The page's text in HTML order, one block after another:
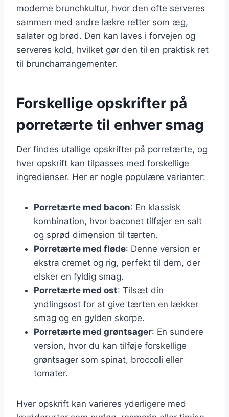
moderne brunchkultur, hvor den ofte serveres
sammen med andre lækre retter som æg,
salater og brød. Den kan laves i forvejen og
serveres kold, hvilket gør den til en praktisk ret
til bruncharrangementer.
Forskellige opskrifter på
porretærte til enhver smag
Der findes utallige opskrifter på porretærte, og
hver opskrift kan tilpasses med forskellige
ingredienser. Her er nogle populære varianter:
Porretærte med bacon: En klassisk
kombination, hvor baconet tilføjer en salt
og sprød dimension til tærten.
Porretærte med fløde: Denne version er
ekstra cremet og rig, perfekt til dem, der
elsker en fyldig smag.
Porretærte med ost: Tilsæt din
yndlingsost for at give tærten en lækker
smag og en gylden skorpe.
Porretærte med grøntsager: En sundere
version, hvor du kan tilføje forskellige
grøntsager som spinat, broccoli eller
tomater.
Hver opskrift kan varieres yderligere med